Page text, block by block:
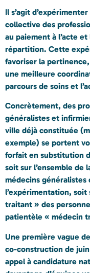
Il s’agit
collective des
au paiement à l’acte
répartition. Cette
favoriser la
une meilleure
parcours de soins et
Concrètement, des
généralistes et
ville déjà constituée
exemple) se portent
forfait en substitution
soit sur l’ensemble
médecins
l’expérimentation,
traitant » des
patientèle « médecin
Une première vague
co-construction de juin
appel à candidature